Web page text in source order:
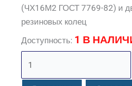
(ЧХ16М2 ГОСТ 7769-82) и
резиновых колец
Доступность: 1 В